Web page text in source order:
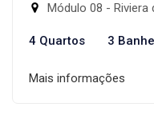
Módulo 08 - Riviera
4 Quartos 3
Mais informações